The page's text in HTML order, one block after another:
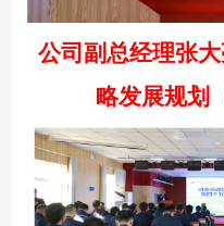
公司副总经理张
略发展规划